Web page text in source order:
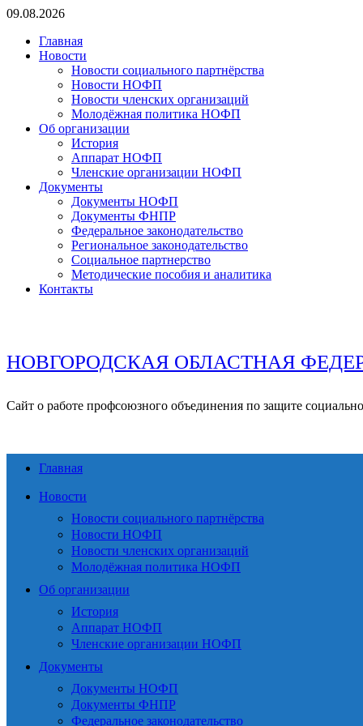
Перейти
содержимому
09.08.2026
Главная
Новости
Новости социального партнёрства
Новости НОФП
Новости членских организаций
Молодёжная политика НОФП
Об организации
История
Аппарат НОФП
Членские организации НОФП
Документы
Документы НОФП
Документы ФНПР
Федеральное законодательство
Региональное законодательство
Социальное партнерство
Методические пособия и аналитика
Контакты
НОВГОРОДСКАЯ ОБЛАСТНАЯ
Сайт о работе профсоюзного объединения по защите
Главная
Новости
Новости социального партнёрства
Новости НОФП
Новости членских организаций
Молодёжная политика НОФП
Об организации
История
Аппарат НОФП
Членские организации НОФП
Документы
Документы НОФП
Документы ФНПР
Федеральное законодательство